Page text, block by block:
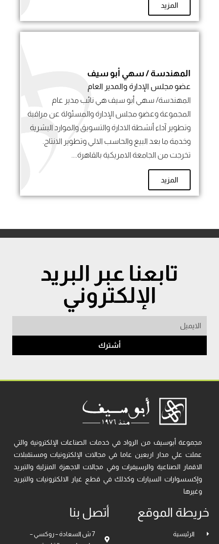
المزيد
المهندسة / سهي أبو سيف
عضو مجلس الإدارة والمدير العام
المهندسة/ سهي أبو سيف هي نائب مدير عام
المجموعة وعضو مجلس الإدارة والمسئولة عن مراقبة
وتطوير آداء أنشطة الادارة والتسويق والموارد البشرية
وخدمة ما بعد البيع والحاسب الالي وتطوير الانتاج.
تخرجت من الجامعة الامريكية بالقاهرة....
المزيد
تابعنا عبر البريد
الإلكتروني
أشترك
مجموعة أبوسيف من الرواد في خدمات الصناعات الإلكترونية والتي
عملت علي مدار اربعين عاما في مجالات الإلكترونيات ومستقبلات
الاقمار الصناعية والرسيفرات وفي مجالات الاجهزة المنزلية والتبريد
وإكسسوارات السيارات وكذلك في قطع غيار الالكترونيات والتبريد
وغيرها
خريطة الموقع
الرئيسية
أتصل بنا
7 ش السعادة – روكسي –